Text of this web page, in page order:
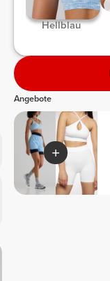
Hellblau
Angebote